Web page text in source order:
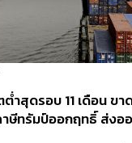
ำสุดรอบ 11 เดือน ข
ษีทรัมป์ออกฤทธิ์ ส่งอ